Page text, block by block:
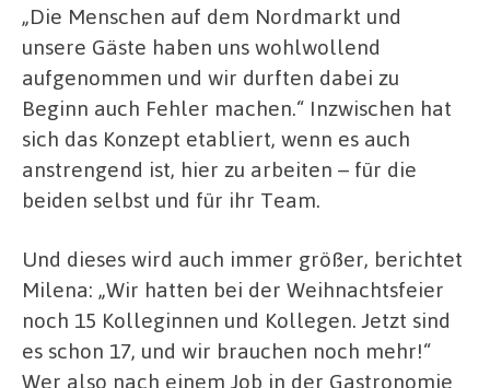
„Die Menschen auf dem Nordmarkt und
unsere Gäste haben uns wohlwollend
aufgenommen und wir durften dabei zu
Beginn auch Fehler machen.“ Inzwischen hat
sich das Konzept etabliert, wenn es auch
anstrengend ist, hier zu arbeiten – für die
beiden selbst und für ihr Team.
Und dieses wird auch immer größer, berichtet
Milena: „Wir hatten bei der Weihnachtsfeier
noch 15 Kolleginnen und Kollegen. Jetzt sind
es schon 17, und wir brauchen noch mehr!“
Wer also nach einem Job in der Gastronomie